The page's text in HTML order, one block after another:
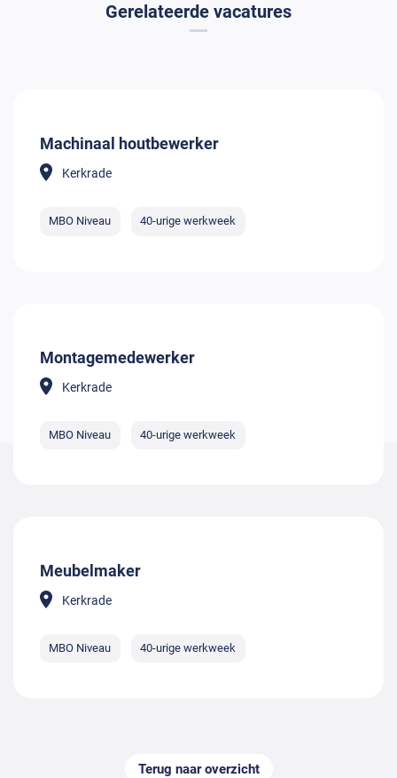
Gerelateerde vacatures
Machinaal houtbewerker
Kerkrade
MBO Niveau 40-urige werkweek
Montagemedewerker
Kerkrade
MBO Niveau 40-urige werkweek
Meubelmaker
Kerkrade
MBO Niveau 40-urige werkweek
Terug naar overzicht